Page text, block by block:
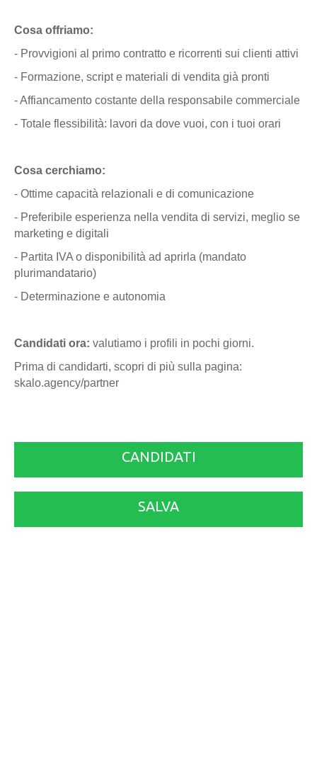
Cosa offriamo:
- Provvigioni al primo contratto e ricorrenti sui clienti attivi
- Formazione, script e materiali di vendita già pronti
- Affiancamento costante della responsabile commerciale
- Totale flessibilità: lavori da dove vuoi, con i tuoi orari
Cosa cerchiamo:
- Ottime capacità relazionali e di comunicazione
- Preferibile esperienza nella vendita di servizi, meglio se
marketing e digitali
- Partita IVA o disponibilità ad aprirla (mandato
plurimandatario)
- Determinazione e autonomia
Candidati ora: valutiamo i profili in pochi giorni.
Prima di candidarti, scopri di più sulla pagina:
skalo.agency/partner
CANDIDATI
SALVA